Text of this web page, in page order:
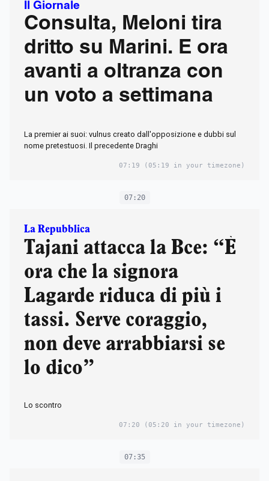
Il Giornale
Consulta, Meloni tira
dritto su Marini. E ora
avanti a oltranza con
un voto a settimana
La premier ai suoi: vulnus creato dall'opposizione e dubbi sul
nome pretestuosi. Il precedente Draghi
07:19 (05:19 in your timezone)
07:20
La Repubblica
Tajani attacca la Bce: “È
ora che la signora
Lagarde riduca di più i
tassi. Serve coraggio,
non deve arrabbiarsi se
lo dico”
Lo scontro
07:20 (05:20 in your timezone)
07:35